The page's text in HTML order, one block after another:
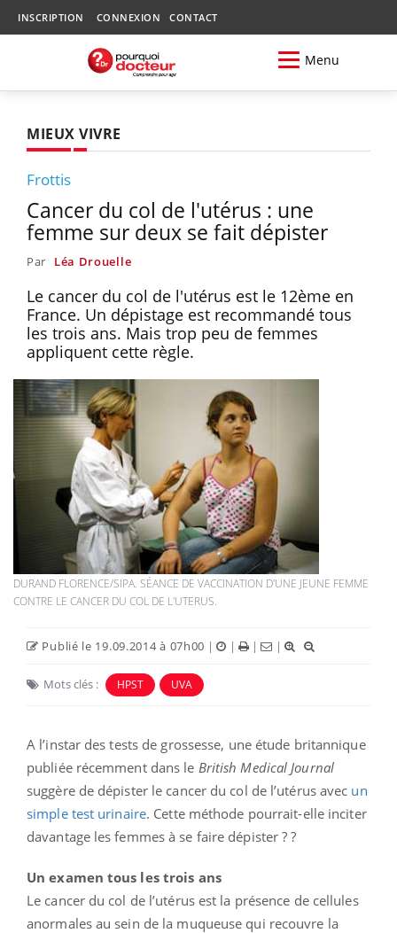
INSCRIPTION CONNEXION CONTACT
Menu
MIEUX VIVRE
Frottis
Cancer du col de l'utérus : une
femme sur deux se fait dépister
Par Léa Drouelle
Le cancer du col de l'utérus est le 12ème en
France. Un dépistage est recommandé tous
les trois ans. Mais trop peu de femmes
appliquent cette règle.
DURAND FLORENCE/SIPA. SÉANCE DE VACCINATION D'UNE JEUNE FEMME
CONTRE LE CANCER DU COL DE L'UTERUS.
Publié le 19.09.2014 à 07h00 | | | |
Mots clés : HPST UVA
A l’instar des tests de grossesse, une étude britannique
publiée récemment dans le British Medical Journal
suggère de dépister le cancer du col de l’utérus avec un
simple test urinaire. Cette méthode pourrait-elle inciter
davantage les femmes à se faire dépister ? ?
Un examen tous les trois ans
Le cancer du col de l’utérus est la présence de cellules
anormales au sein de la muqueuse qui recouvre la